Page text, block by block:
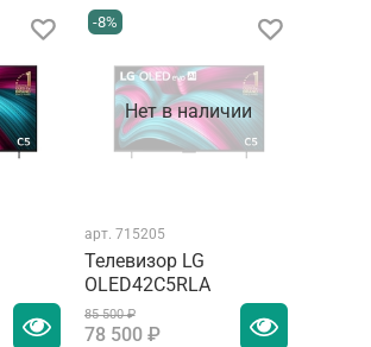
Нет в наличии
-8%
арт. 715205
Телевизор LG
OLED42C5RLA
85 500 ₽
78 500 ₽